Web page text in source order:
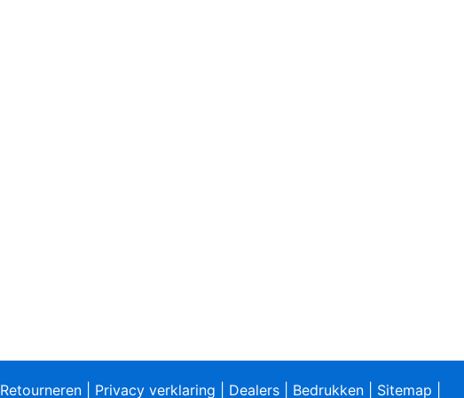
Retourneren Privacy verklaring Dealers Bedrukken Sitemap